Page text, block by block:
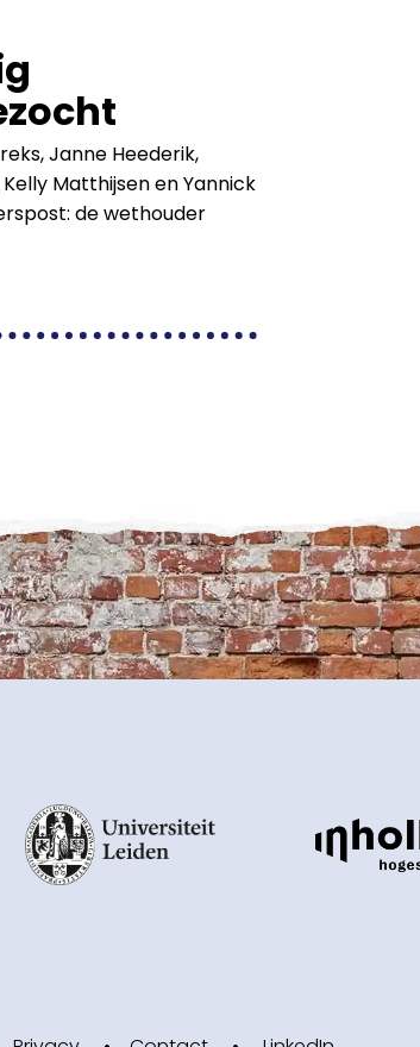
Janne Heederik,
Matthijsen en Yannick
de wethouder